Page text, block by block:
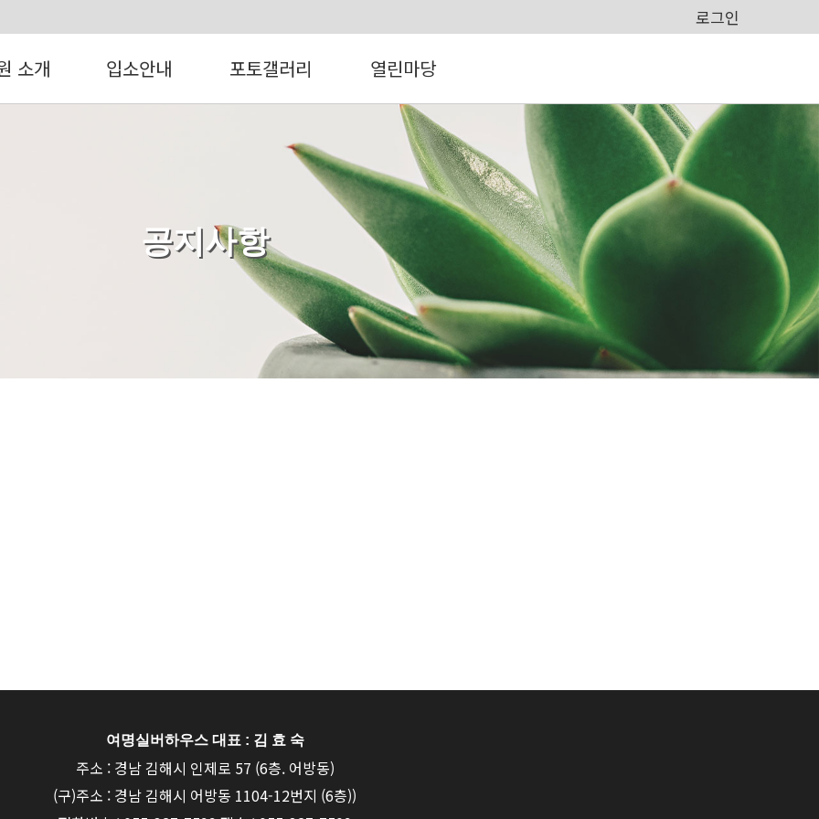
로그인
소개 입소안내 포토갤러리 열린마당
공지사항
여명실버하우스 대표 : 김 효 숙
주소 : 경남 김해시 인제로 57 (6층. 어방동)
(구)주소 : 경남 김해시 어방동 1104-12번지 (6층))